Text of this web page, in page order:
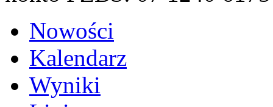
Nowości
Kalendarz
Wyniki